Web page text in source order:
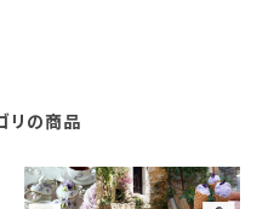
リの商品